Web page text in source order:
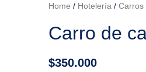
Home / Hotelería / Carros
Carro de
$350.000